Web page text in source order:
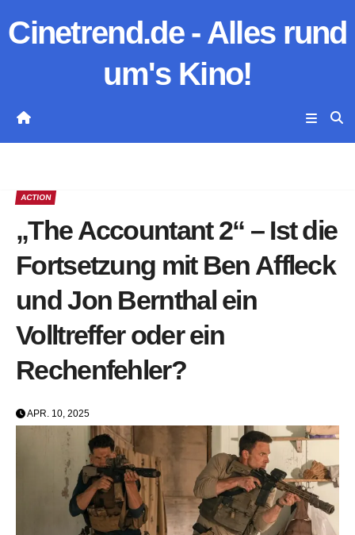
Inhalt
Cinetrend.de - Alles rund
um's Kino!
ACTION
„The Accountant 2“ – Ist die
Fortsetzung mit Ben Affleck
und Jon Bernthal ein
Volltreffer oder ein
Rechenfehler?
APR. 10, 2025